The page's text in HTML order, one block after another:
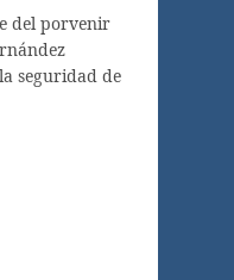
del porvenir
seguridad de